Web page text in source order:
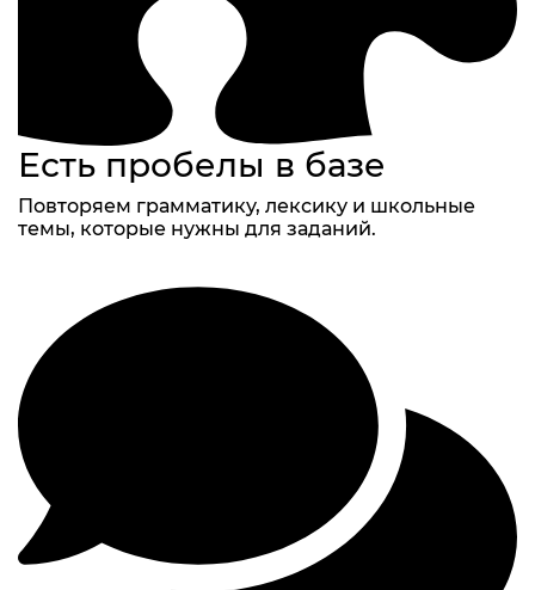
Есть пробелы в базе
Повторяем грамматику, лексику и школьные
темы, которые нужны для заданий.